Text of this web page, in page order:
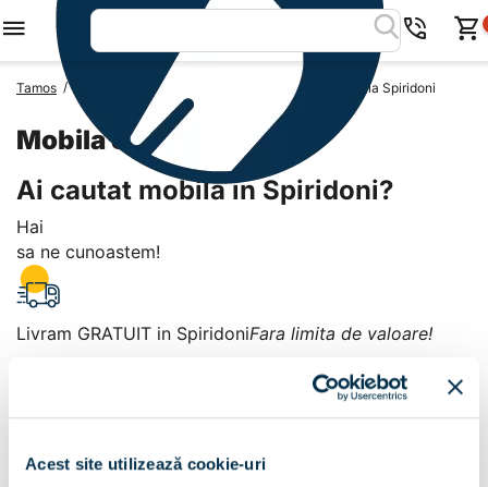
Acest site utilizează cookie-uri
Tamos / Mobila Romania Mobila Judetul Arges Mobila Spiridoni
Mobila Spiridoni
Ai cautat mobila in Spiridoni?
Hai
sa ne cunoastem!
Livram GRATUIT in SpiridoniFara limita de valoare!
Spiridoni